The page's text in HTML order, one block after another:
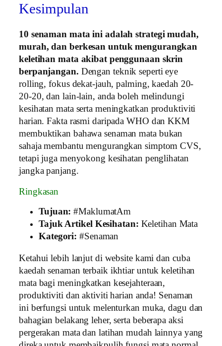
Kesimpulan
10 senaman mata ini adalah strategi mudah,
murah, dan berkesan untuk mengurangkan
keletihan mata akibat penggunaan skrin
berpanjangan. Dengan teknik seperti eye
rolling, fokus dekat-jauh, palming, kaedah 20-
20-20, dan lain-lain, anda boleh melindungi
kesihatan mata serta meningkatkan produktiviti
harian. Fakta rasmi daripada WHO dan KKM
membuktikan bahawa senaman mata bukan
sahaja membantu mengurangkan simptom CVS,
tetapi juga menyokong kesihatan penglihatan
jangka panjang.
Ringkasan
Tujuan: #MaklumatAm
Tajuk Artikel Kesihatan: Keletihan Mata
Kategori: #Senaman
Ketahui lebih lanjut di website kami dan cuba
kaedah senaman terbaik ikhtiar untuk keletihan
mata bagi meningkatkan kesejahteraan,
produktiviti dan aktiviti harian anda! Senaman
ini berfungsi untuk melenturkan muka, dagu dan
bahagian belakang leher, serta beberapa aksi
pergerakan mata dan latihan mudah lainnya yang